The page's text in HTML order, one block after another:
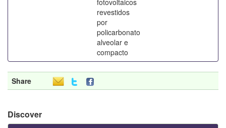
revestidos
por
policarbonato
alveolar e
compacto
Share
Discover